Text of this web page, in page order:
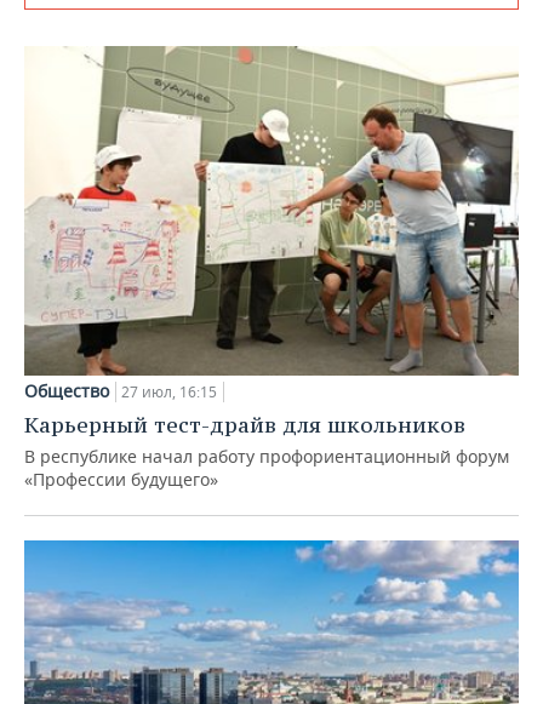
Общество 27 июл, 16:15
Карьерный тест-драйв для школьников
В республике начал работу профориентационный форум
«Профессии будущего»